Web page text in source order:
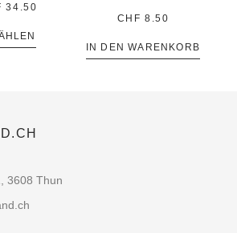
34.50
CHF 8.50
IN DEN WARENKORB
3608 Thun